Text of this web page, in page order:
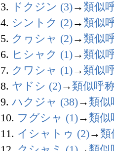
3.
ドクジン (3)→ 類似
4. シントク (2)→ 類似
5. クヮシャ (2)→ 類似
6. ヒシャク (1)→ 類似
7. クワシャ (1)→ 類似
8. ヤドシ (2)→ 類似呼
9. ハクジャ (38)→ 類似
10. フグシャ (1)→ 類似
11. イシャトゥ (2)→ 類